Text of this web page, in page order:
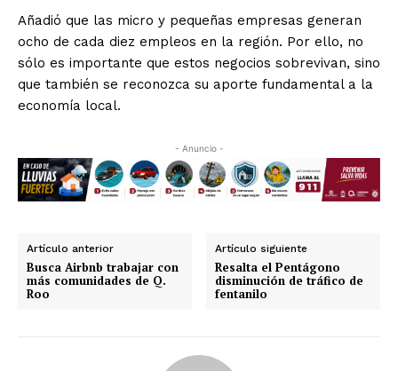
Añadió que las micro y pequeñas empresas generan
ocho de cada diez empleos en la región. Por ello, no
sólo es importante que estos negocios sobrevivan, sino
que también se reconozca su aporte fundamental a la
economía local.
- Anuncio -
Artículo anterior
Busca Airbnb trabajar con
más comunidades de Q.
Roo
Artículo siguiente
Resalta el Pentágono
disminución de tráfico de
fentanilo